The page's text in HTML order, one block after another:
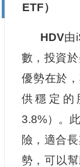
ETF）
HDV由
數，投資
優勢在於
供穩定的
3.8%）。
險，適合
勢，可以